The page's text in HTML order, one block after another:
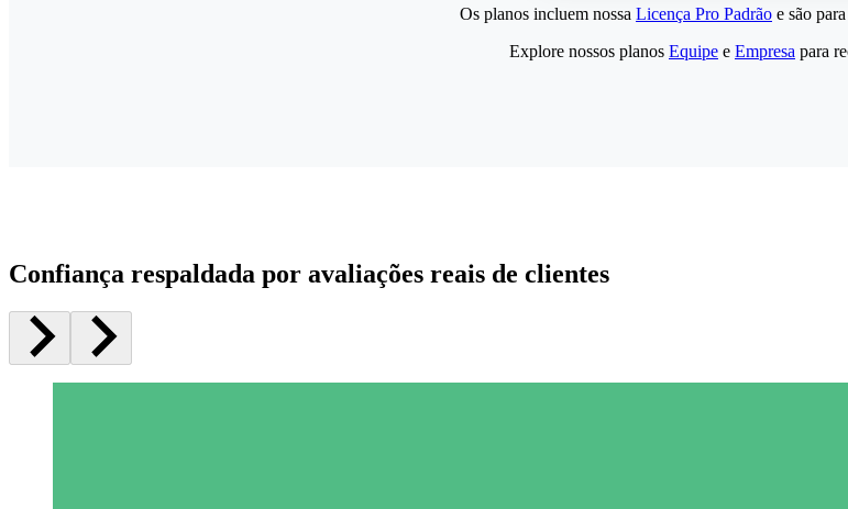
Os planos incluem nossa Licença Pro Padrão e são
Explore nossos planos Equipe e Empresa para
Confiança respaldada por avaliações reais de clientes